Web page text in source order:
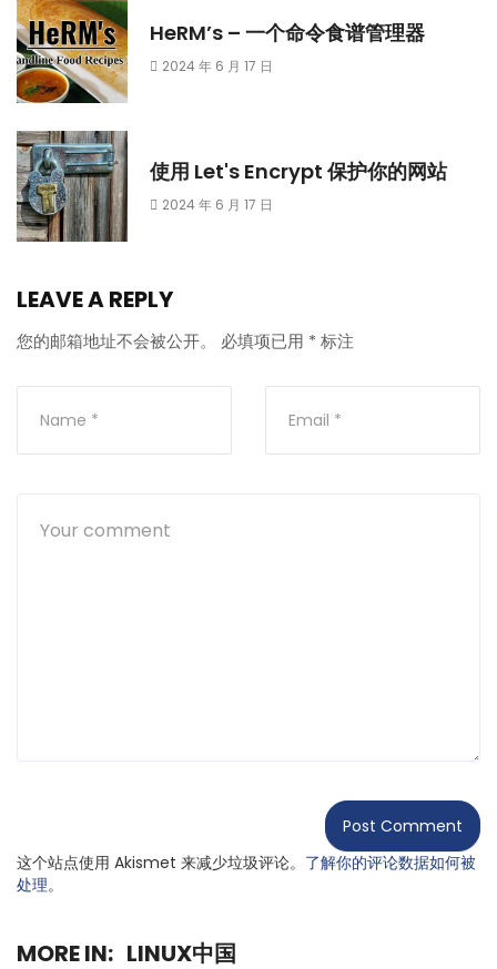
HeRM’s – 一个命令食谱管理器
2024 年 6 月 17 日
使用 Let's Encrypt 保护你的网站
2024 年 6 月 17 日
LEAVE A REPLY
您的邮箱地址不会被公开。 必填项已用 * 标注
这个站点使用 Akismet 来减少垃圾评论。 了解你的评论数据如何被
处理。
MORE IN: LINUX中国